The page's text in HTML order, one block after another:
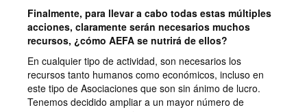
Finalmente, para llevar a cabo todas estas múltiples
acciones, claramente serán necesarios muchos
recursos, ¿cómo AEFA se nutrirá de ellos?
En cualquier tipo de actividad, son necesarios los
recursos tanto humanos como económicos, incluso en
este tipo de Asociaciones que son sin ánimo de lucro.
Tenemos decidido ampliar a un mayor número de